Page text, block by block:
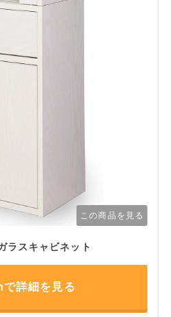
この商品を見る
スキャビネット
詳細を見る